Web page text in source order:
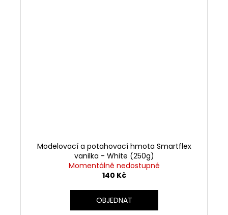
Modelovací a potahovací hmota Smartflex
vanilka - White (250g)
Momentálně nedostupné
140 Kč
OBJEDNAT